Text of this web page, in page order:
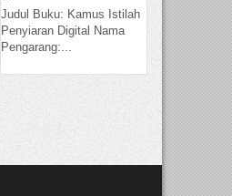
Judul Buku: Kamus Istilah
Penyiaran Digital Nama
Pengarang:...